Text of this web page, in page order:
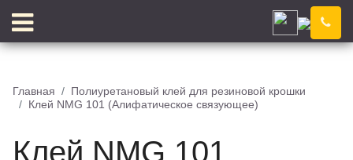
Смоленск
Блог Цены
Главная
Полиуретановый клей для резиновой крошки
Клей NMG 101 (Алифатическое связующее)
Клей NMG 101